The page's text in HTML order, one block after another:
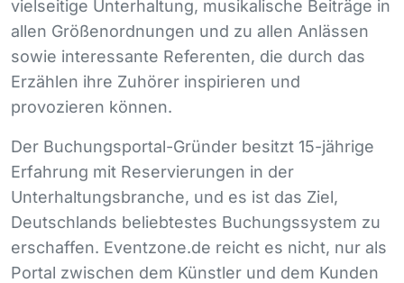
vielseitige Unterhaltung, musikalische Beiträge in
allen Größenordnungen und zu allen Anlässen
sowie interessante Referenten, die durch das
Erzählen ihre Zuhörer inspirieren und
provozieren können.
Der Buchungsportal-Gründer besitzt 15-jährige
Erfahrung mit Reservierungen in der
Unterhaltungsbranche, und es ist das Ziel,
Deutschlands beliebtestes Buchungssystem zu
erschaffen. Eventzone.de reicht es nicht, nur als
Portal zwischen dem Künstler und dem Kunden